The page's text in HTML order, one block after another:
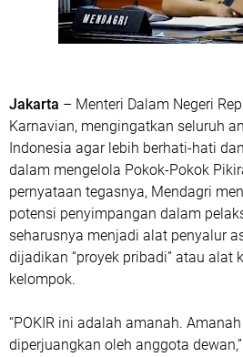
Jakarta – Menteri Dalam Negeri
Karnavian, mengingatkan seluruh
Indonesia agar lebih berhati-hati
dalam mengelola Pokok-Pokok
pernyataan tegasnya, Mendagri
potensi penyimpangan dalam
seharusnya menjadi alat penyalur
dijadikan “proyek pribadi” atau alat
kelompok.
“POKIR ini adalah amanah.
diperjuangkan oleh anggota